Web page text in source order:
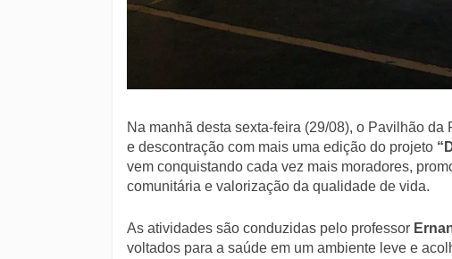
Na manhã desta sexta-feira (29/08), o Pavilhão
e descontração com mais uma edição do projeto
vem conquistando cada vez mais moradores,
comunitária e valorização da qualidade de vida.
As atividades são conduzidas pelo professor
voltados para a saúde em um ambiente leve e